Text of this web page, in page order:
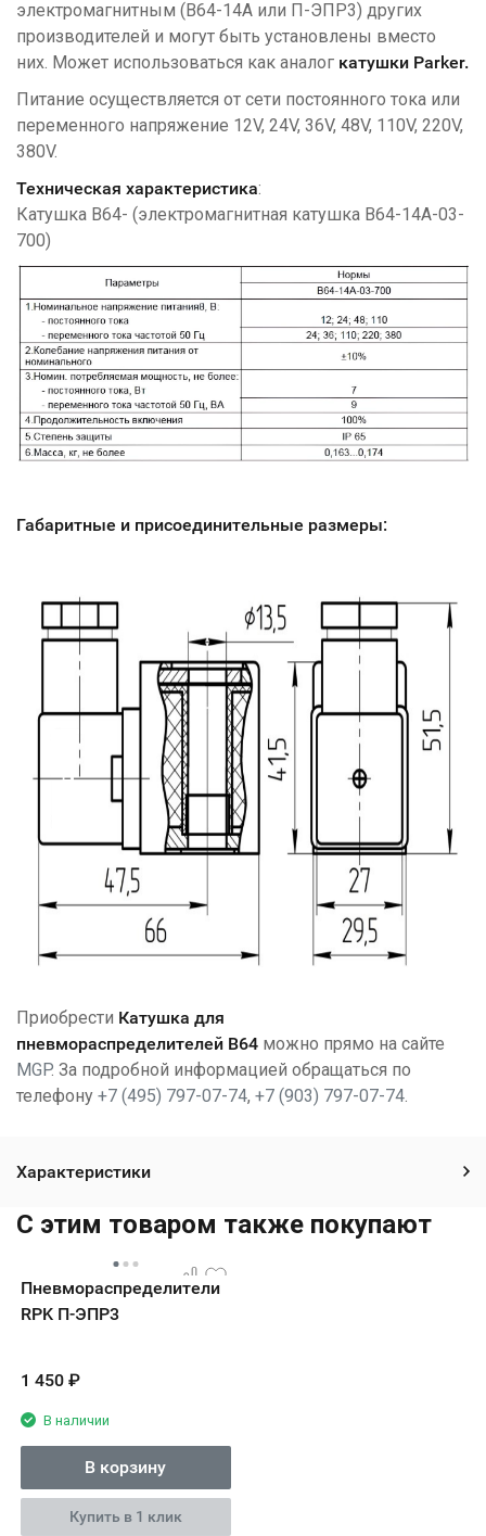
электромагнитным (В64-14А или П-ЭПР3) других
производителей и могут быть установлены вместо
них. Может использоваться как аналог катушки Parker.
Питание осуществляется от сети постоянного тока или
переменного напряжение 12V, 24V, 36V, 48V, 110V, 220V,
380V.
Техническая характеристика:
Катушка B64- (электромагнитная катушка B64-14А-03-
700)
Габаритные и присоединительные размеры:
Приобрести Катушка для
пневмораспределителей В64 можно прямо на сайте
MGP. За подробной информацией обращаться по
телефону +7 (495) 797-07-74, +7 (903) 797-07-74
Характеристики
C этим товаром также покупают
Пневмораспределители
RPK П-ЭПР3
1 450 ₽
В наличии
В корзину
Купить в 1 клик